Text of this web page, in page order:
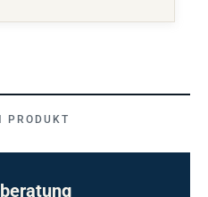
PRODUKT